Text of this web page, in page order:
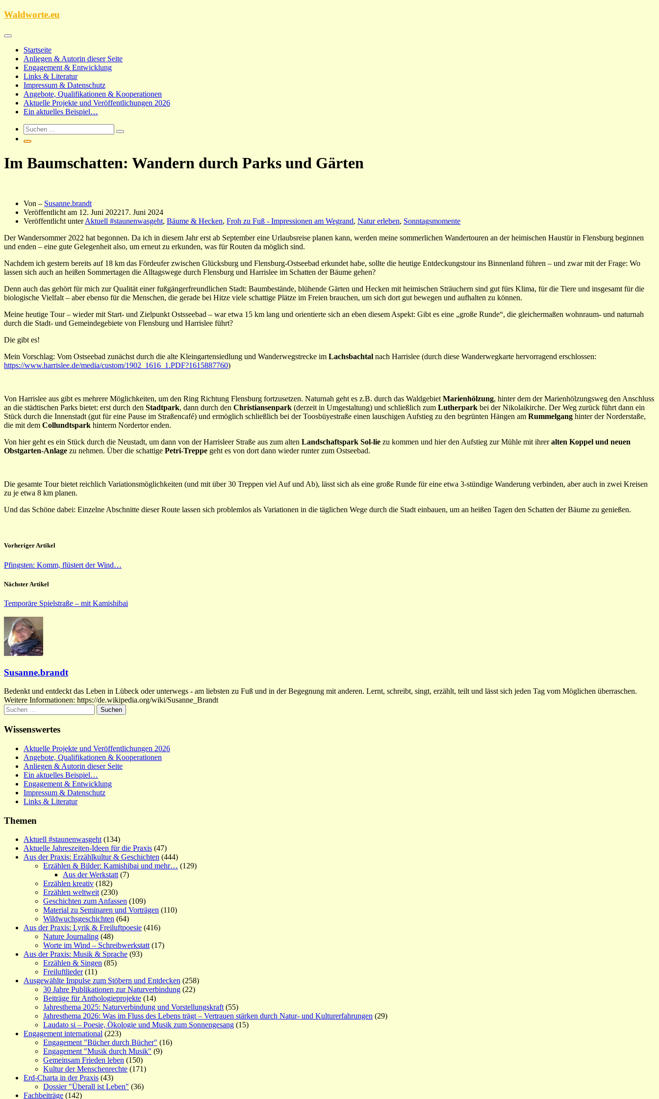
Zum
Waldworte.eu
Startseite
Anliegen & Autorin dieser Seite
Engagement & Entwicklung
Links & Literatur
Impressum & Datenschutz
Angebote, Qualifikationen & Kooperationen
Aktuelle Projekte und Veröffentlichungen 2026
Ein aktuelles Beispiel…
Im Baumschatten: Wandern durch Parks und Gärten
Von – Susanne.brandt
Veröffentlicht am 12. Juni 202217. Juni 2024
Veröffentlicht unterAktuell #staunenwasgeht, Bäume & Hecken, Froh zu Fuß - Impressionen am Wegrand, Natur erleben, Sonntagsmomente
Der Wandersommer 2022 hat begonnen. Da ich in diesem Jahr erst ab September eine Urlaubsreise planen kann, werden meine sommerlichen Wandertouren an der heimischen Haustür in Flensburg beginnen
und enden – eine gute Gelegenheit also, um erneut zu erkunden, was für Routen da möglich sind.
Nachdem ich gestern bereits auf 18 km das Fördeufer zwischen Glücksburg und Flensburg-Ostseebad erkundet habe, sollte die heutige Entdeckungstour ins Binnenland führen – und zwar mit der Frage: Wo
lassen sich auch an heißen Sommertagen die Alltagswege durch Flensburg und Harrislee im Schatten der Bäume gehen?
Denn auch das gehört für mich zur Qualität einer fußgängerfreundlichen Stadt: Baumbestände, blühende Gärten und Hecken mit heimischen Sträuchern sind gut fürs Klima, für die Tiere und insgesamt für die
biologische Vielfalt – aber ebenso für die Menschen, die gerade bei Hitze viele schattige Plätze im Freien brauchen, um sich dort gut bewegen und aufhalten zu können.
Meine heutige Tour – wieder mit Start- und Zielpunkt Ostsseebad – war etwa 15 km lang und orientierte sich an eben diesem Aspekt: Gibt es eine „große Runde“, die gleichermaßen wohnraum- und naturnah
durch die Stadt- und Gemeindegebiete von Flensburg und Harrislee führt?
Die gibt es!
Mein Vorschlag: Vom Ostseebad zunächst durch die alte Kleingartensiedlung und Wanderwegstrecke im Lachsbachtal nach Harrislee (durch diese Wanderwegkarte hervorragend erschlossen:
https://www.harrislee.de/media/custom/1902_1616_1.PDF?1615887760)
Von Harrislee aus gibt es mehrere Möglichkeiten, um den Ring Richtung Flensburg fortzusetzen. Naturnah geht es z.B. durch das Waldgebiet Marienhölzung, hinter dem der Marienhölzungsweg den Anschluss
an die städtischen Parks bietet: erst durch den Stadtpark, dann durch den Christiansenpark (derzeit in Umgestaltung) und schließlich zum Lutherpark bei der Nikolaikirche. Der Weg zurück führt dann ein
Stück durch die Innenstadt (gut für eine Pause im Straßencafé) und ermöglich schließlich bei der Toosbüyestraße einen lauschigen Aufstieg zu den begrünten Hängen am Rummelgang hinter der Norderstaße,
die mit dem Collundtspark hinterm Nordertor enden.
Von hier geht es ein Stück durch die Neustadt, um dann von der Harrisleer Straße aus zum alten Landschaftspark Sol-lie zu kommen und hier den Aufstieg zur Mühle mit ihreralten Koppel und neuen
Obstgarten-Anlage zu nehmen. Über die schattige Petri-Treppe geht es von dort dann wieder runter zum Ostseebad.
Die gesamte Tour bietet reichlich Variationsmöglichkeiten (und mit über 30 Treppen viel Auf und Ab), lässt sich als eine große Runde für eine etwa 3-stündige Wanderung verbinden, aber auch in zwei Kreisen
zu je etwa 8 km planen.
Und das Schöne dabei: Einzelne Abschnitte dieser Route lassen sich problemlos als Variationen in die täglichen Wege durch die Stadt einbauen, um an heißen Tagen den Schatten der Bäume zu genießen.
Vorheriger Artikel
Pfingsten: Komm, flüstert der Wind…
Nächster Artikel
Temporäre Spielstraße – mit Kamishibai
Susanne.brandt
Bedenkt und entdeckt das Leben in Lübeck oder unterwegs - am liebsten zu Fuß und in der Begegnung mit anderen. Lernt, schreibt, singt, erzählt, teilt und lässt sich jeden Tag vom Möglichen überraschen.
Weitere Informationen: https://de.wikipedia.org/wiki/Susanne_Brandt
Suchen
nach:
Wissenswertes
Aktuelle Projekte und Veröffentlichungen 2026
Angebote, Qualifikationen & Kooperationen
Anliegen & Autorin dieser Seite
Ein aktuelles Beispiel…
Engagement & Entwicklung
Impressum & Datenschutz
Links & Literatur
Themen
Aktuell #staunenwasgeht (134)
Aktuelle Jahreszeiten-Ideen für die Praxis (47)
Aus der Praxis: Erzählkultur & Geschichten (444)
Erzählen & Bilder: Kamishibai und mehr… (129)
Aus der Werkstatt (7)
Erzählen kreativ (182)
Erzählen weltweit (230)
Geschichten zum Anfassen (109)
Material zu Seminaren und Vorträgen (110)
Wildwuchsgeschichten (64)
Aus der Praxis: Lyrik & Freiluftpoesie (416)
Nature Journaling (48)
Worte im Wind – Schreibwerkstatt (17)
Aus der Praxis: Musik & Sprache (93)
Erzählen & Singen (85)
Freiluftlieder(11)
Ausgewählte Impulse zum Stöbern und Entdecken (258)
30 Jahre Publikationen zur Naturverbindung (22)
Beiträge für Anthologieprojekte (14)
Jahresthema 2025: Naturverbindung und Vorstellungskraft (55)
Jahresthema 2026: Was im Fluss des Lebens trägt – Vertrauen stärken durch Natur- und Kulturerfahrungen (29)
Laudato si – Poesie, Ökologie und Musik zum Sonnengesang (15)
Engagement international (223)
Engagement "Bücher durch Bücher" (16)
Engagement "Musik durch Musik" (9)
Gemeinsam Frieden leben (150)
Kultur der Menschenrechte (171)
Erd-Charta in der Praxis (43)
Dossier "Überall ist Leben" (36)
Fachbeiträge (142)